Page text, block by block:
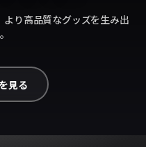
り高品質なグッズを生み出
見る